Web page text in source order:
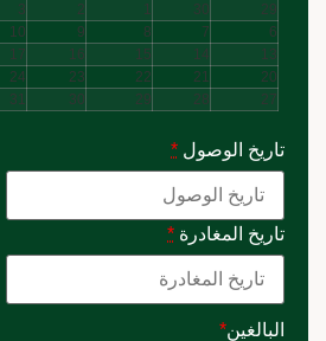
29
30
1
2
3
6
7
8
9
10
13
14
15
16
17
20
21
22
23
24
27
28
29
30
31
تاريخ الوصول *
تاريخ المغادرة *
البالغين*